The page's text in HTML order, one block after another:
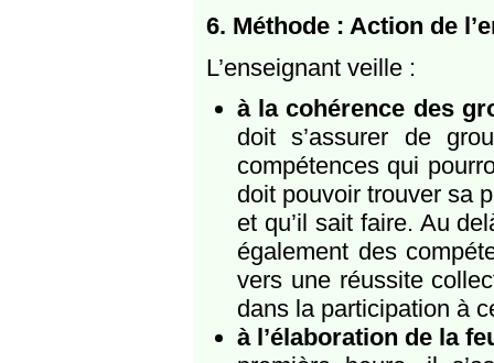
6. Méthode : Action de
L’enseignant veille :
à la cohérence des
doit s’assurer de
compétences qui
doit pouvoir trouver sa
et qu’il sait faire. Au
également des
vers une réussite
dans la participation à
à l’élaboration de la